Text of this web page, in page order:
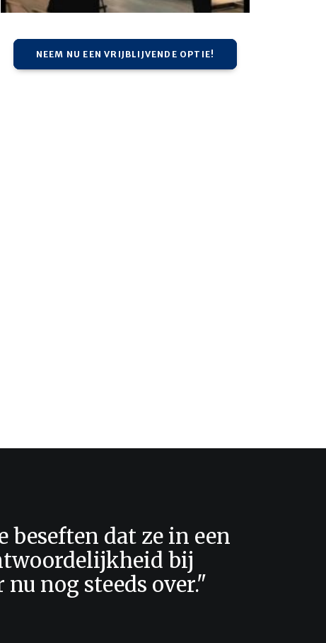
NEEM NU EEN VRIJBLIJVENDE OPTIE!
dat ze in een
bij
nog steeds over."